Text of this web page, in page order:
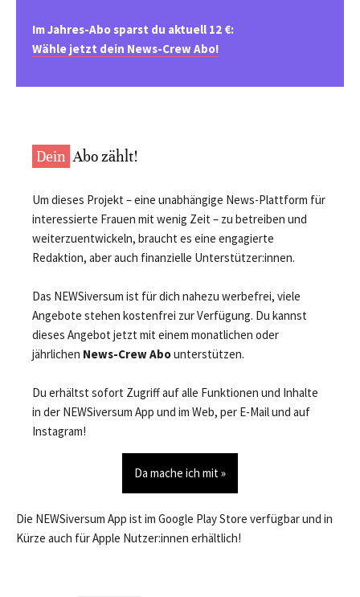
Im Jahres-Abo sparst du aktuell 12 €:
Wähle jetzt dein News-Crew Abo!
Dein Abo zählt!
Um dieses Projekt – eine unabhängige News-Plattform für
interessierte Frauen mit wenig Zeit – zu betreiben und
weiterzuentwickeln, braucht es eine engagierte
Redaktion, aber auch finanzielle Unterstützer:innen.
Das NEWSiversum ist für dich nahezu werbefrei, viele
Angebote stehen kostenfrei zur Verfügung. Du kannst
dieses Angebot jetzt mit einem monatlichen oder
jährlichen News-Crew Abounterstützen.
Du erhältst sofort Zugriff auf alle Funktionen und Inhalte
in der NEWSiversum App und im Web, per E-Mail und auf
Instagram!
Da mache ich mit »
Die NEWSiversum App ist im Google Play Store verfügbar und in
Kürze auch für Apple Nutzer:innen erhältlich!